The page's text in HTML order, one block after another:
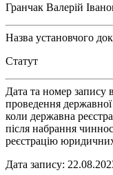
Гранчак Валерій
Назва установчого
Статут
Дата та номер запису
проведення державної
коли державна
після набрання
реєстрацію
Дата запису: